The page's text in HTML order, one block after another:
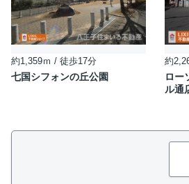
約1,359ｍ / 徒歩17分
七国シフォンの丘公園
約
ロー
ル通